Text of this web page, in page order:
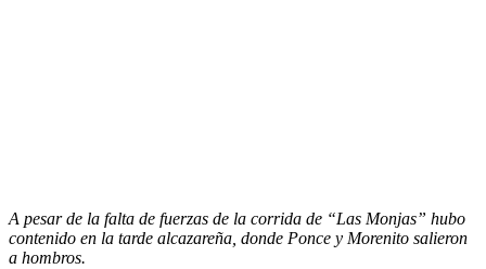
A pesar de la falta de fuerzas de la corrida de “Las Monjas” hubo
contenido en la tarde alcazareña, donde Ponce y Morenito salieron
a hombros.